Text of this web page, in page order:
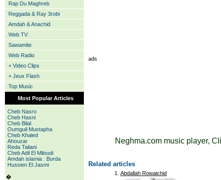
Rap Du Maghreb
Reggada & Ray 3robi
Amdah & Anachid
Web TV
Sawamite
Web Radio
+ Video Clips
+ Jeux Flash
Top Music
Most Popular Articles
Cheb Nasro
Cheb Hasni
Cheb Bilal
Oumguil Mustapha
Cheb Khaled
Ahouzar
Reda Taliani
Cheb Adil El Miloudi
Amdah islamia : Borda
Hussien El Jasmi
�
ads
Neghma.com music player,
Related articles
Abdallah Rowaichid